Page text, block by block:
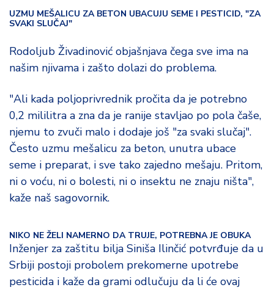
UZMU MEŠALICU ZA BETON UBACUJU SEME I PESTICID, "ZA
SVAKI SLUČAJ"
Rodoljub Živadinović objašnjava čega sve ima na
našim njivama i zašto dolazi do problema.
"Ali kada poljoprivrednik pročita da je potrebno
0,2 mililitra a zna da je ranije stavljao po pola čaše,
njemu to zvuči malo i dodaje još "za svaki slučaj".
Često uzmu mešalicu za beton, unutra ubace
seme i preparat, i sve tako zajedno mešaju. Pritom,
ni o voću, ni o bolesti, ni o insektu ne znaju ništa",
kaže naš sagovornik.
NIKO NE ŽELI NAMERNO DA TRUJE, POTREBNA JE OBUKA
Inženjer za zaštitu bilja Siniša Ilinčić potvrđuje da u
Srbiji postoji probolem prekomerne upotrebe
pesticida i kaže da grami odlučuju da li će ovaj